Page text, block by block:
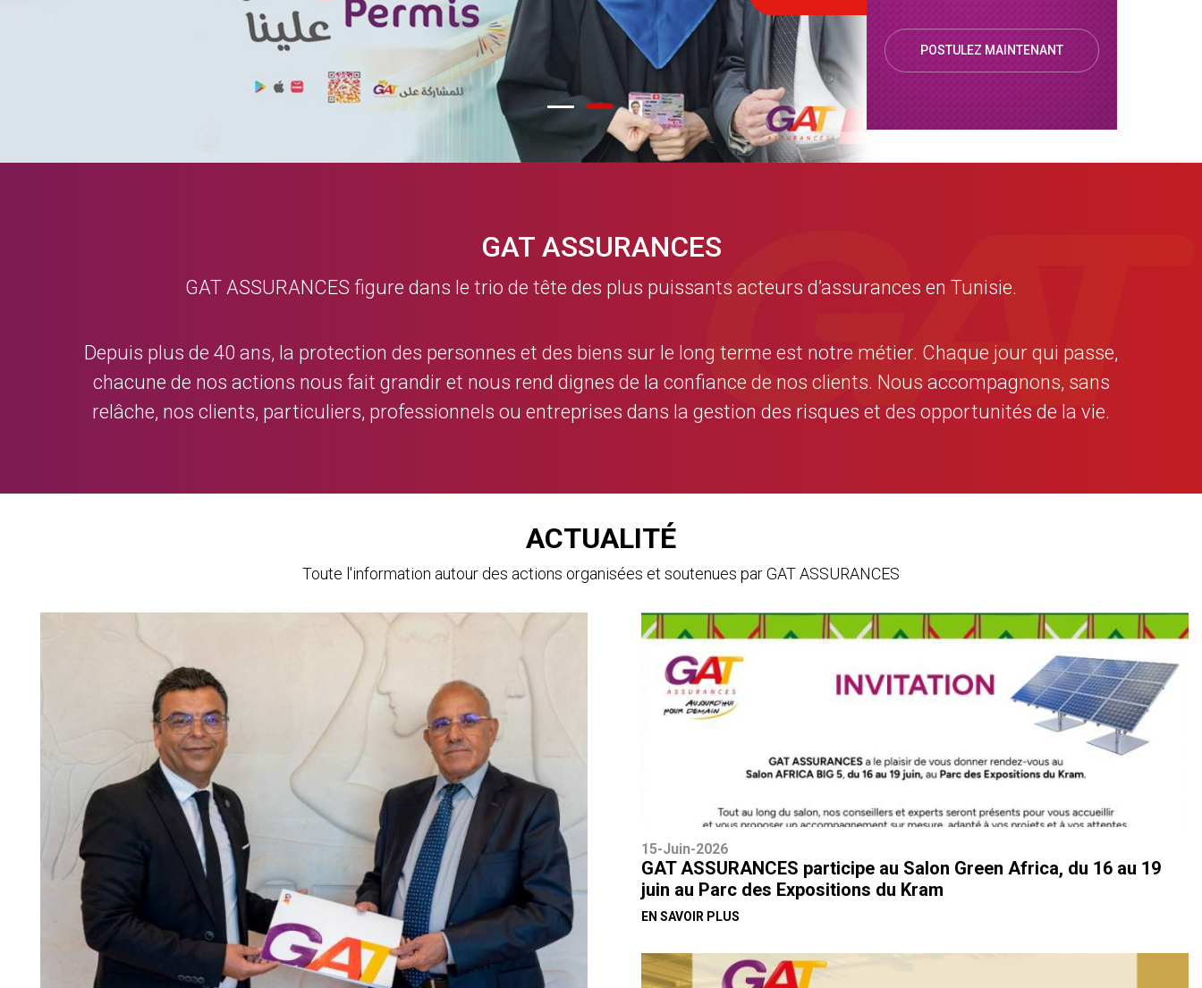
POSTULEZ MAINTENANT
GAT ASSURANCES
GAT ASSURANCES figure dans le trio de tête des plus puissants acteurs d’assurances en Tunisie.
Depuis plus de 40 ans, la protection des personnes et des biens sur le long terme est notre métier. Chaque jour qui passe,
chacune de nos actions nous fait grandir et nous rend dignes de la confiance de nos clients. Nous accompagnons, sans
relâche, nos clients, particuliers, professionnels ou entreprises dans la gestion des risques et des opportunités de la vie.
ACTUALITÉ
Toute l'information autour des actions organisées et soutenues par GAT ASSURANCES
15-Juin-2026
GAT ASSURANCES participe au Salon Green Africa, du 16 au 19
juin au Parc des Expositions du Kram
EN SAVOIR PLUS